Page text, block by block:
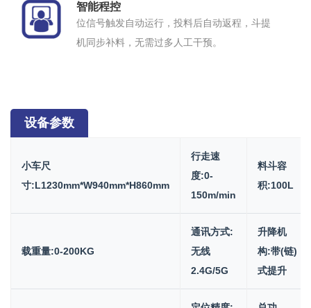
智能程控
位信号触发自动运行，投料后自动返程，斗提
机同步补料，无需过多人工干预。
设备参数
小车尺
寸:L1230mm*W940mm*H860mm
行走速
度:0-
150m/min
料斗容
积:100L
载重量:0-200KG
通讯方式:
无线
2.4G/5G
升降机
构:带(链)
式提升